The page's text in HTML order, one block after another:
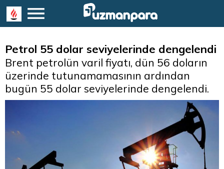
Petrol 55 dolar seviyelerinde dengelendi
Brent petrolün varil fiyatı, dün 56 doların
üzerinde tutunamamasının ardından
bugün 55 dolar seviyelerinde dengelendi.